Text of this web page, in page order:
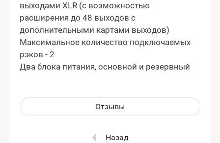
выходами XLR (с возможностью
расширения до 48 выходов с
дополнительными картами выходов)
Максимальное количество подключаемых
рэков - 2
Два блока питания, основной и резервный
Отзывы
Назад